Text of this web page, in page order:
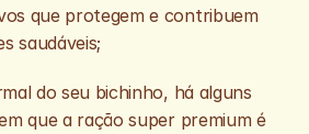
que protegem e contribuem
saudáveis;
do seu bichinho, há alguns
que a ração super premium é